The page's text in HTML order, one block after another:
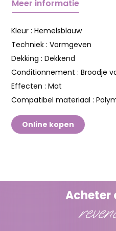
Meer informatie
Kleur : Hemelsblauw
Techniek : Vormgeven
Dekking : Dekkend
Conditionnement : Broodje
Effecten : Mat
Compatibel materiaal :
Online kopen
Acheter